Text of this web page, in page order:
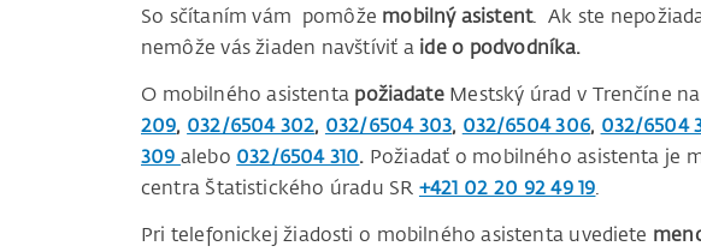
So sčítaním vám pomôže mobilný asistent. Ak ste
nemôže vás žiaden navštíviť a ide o podvodníka.
O mobilného asistenta požiadate Mestský úrad v Trenčíne
209, 032/6504 302, 032/6504 303, 032/6504 306, 032/6504
309 alebo 032/6504 310. Požiadať o mobilného asistenta je
centra Štatistického úradu SR +421 02 20 92 49 19.
Pri telefonickej žiadosti o mobilného asistenta uvediete